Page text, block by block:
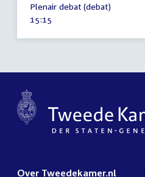
juli
2025
Plenair debat (debat)
Tijd
15:15
Over Tweedekamer.nl